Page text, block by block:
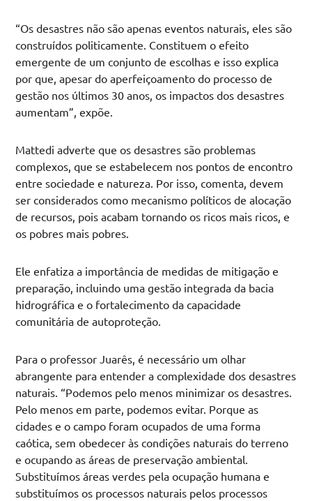
“Os desastres não são apenas eventos naturais, eles são
construídos politicamente. Constituem o efeito
emergente de um conjunto de escolhas e isso explica
por que, apesar do aperfeiçoamento do processo de
gestão nos últimos 30 anos, os impactos dos desastres
aumentam”, expõe.
Mattedi adverte que os desastres são problemas
complexos, que se estabelecem nos pontos de encontro
entre sociedade e natureza. Por isso, comenta, devem
ser considerados como mecanismo políticos de alocação
de recursos, pois acabam tornando os ricos mais ricos, e
os pobres mais pobres.
Ele enfatiza a importância de medidas de mitigação e
preparação, incluindo uma gestão integrada da bacia
hidrográfica e o fortalecimento da capacidade
comunitária de autoproteção.
Para o professor Juarês, é necessário um olhar
abrangente para entender a complexidade dos desastres
naturais. “Podemos pelo menos minimizar os desastres.
Pelo menos em parte, podemos evitar. Porque as
cidades e o campo foram ocupados de uma forma
caótica, sem obedecer às condições naturais do terreno
e ocupando as áreas de preservação ambiental.
Substituímos áreas verdes pela ocupação humana e
substituímos os processos naturais pelos processos